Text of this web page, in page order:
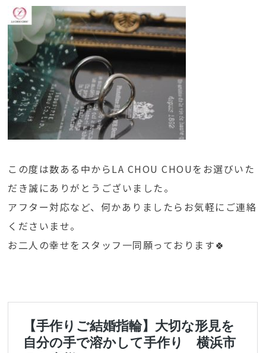
この度は数ある中からLA CHOU CHOUをお選びいた
だき誠にありがとうございました。
アフター対応など、何かありましたらお気軽にご連絡
くださいませ。
お二人の幸せをスタッフ一同願っております🍀